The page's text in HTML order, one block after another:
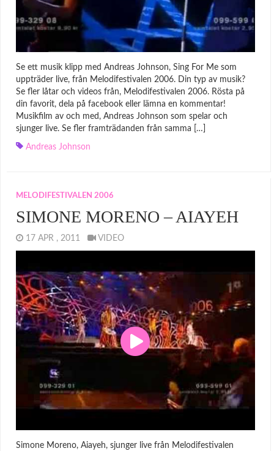
Se ett musik klipp med Andreas Johnson, Sing For Me som
uppträder live, från Melodifestivalen 2006. Din typ av musik?
Se fler låtar och videos från, Melodifestivalen 2006. Rösta på
din favorit, dela på facebook eller lämna en kommentar!
Musikfilm av och med, Andreas Johnson som spelar och
sjunger live. Se fler framträdanden från samma […]
Andreas Johnson
MELODIFESTIVALEN 2006
SIMONE MORENO – AIAYEH
17 APR , 2011 VIDEO
Simone Moreno, Aiayeh, sjunger live från Melodifestivalen